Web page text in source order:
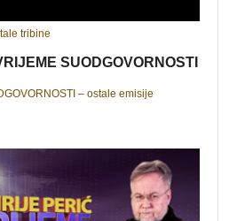
tribine
SUODGOVORNOSTI
– ostale emisije